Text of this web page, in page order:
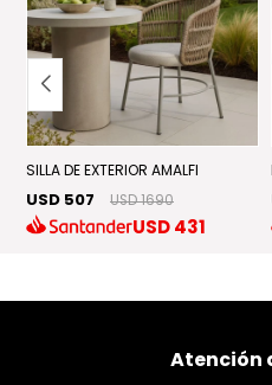
SILLA DE EXTERIOR AMALFI
USD 507 USD 1690
USD431
Atención